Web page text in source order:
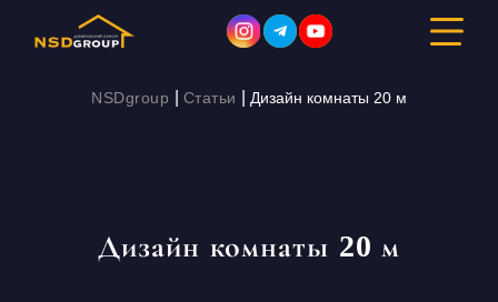
NSDgroup Статьи Дизайн комнаты 20 м
Дизайн комнаты 20 м